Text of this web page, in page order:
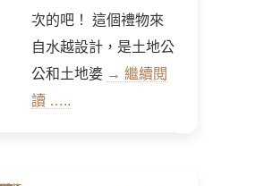
次的吧！ 這個禮物來
自水越設計，是土地公
公和土地婆 → 繼續閱
讀 …..